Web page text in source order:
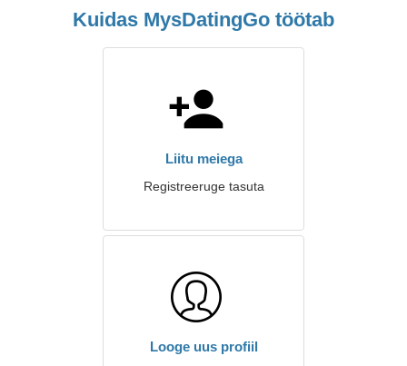
Kuidas MysDatingGo töötab
Liitu meiega
Registreeruge tasuta
Looge uus profiil